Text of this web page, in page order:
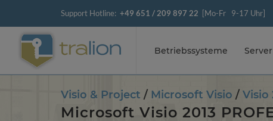
Support Hotline: +49 651 / 209 897 22 [Mo-Fr 9-17 Uhr]
Betriebssysteme
Visio & Project / Microsoft Visio / Visio
Microsoft Visio 2013